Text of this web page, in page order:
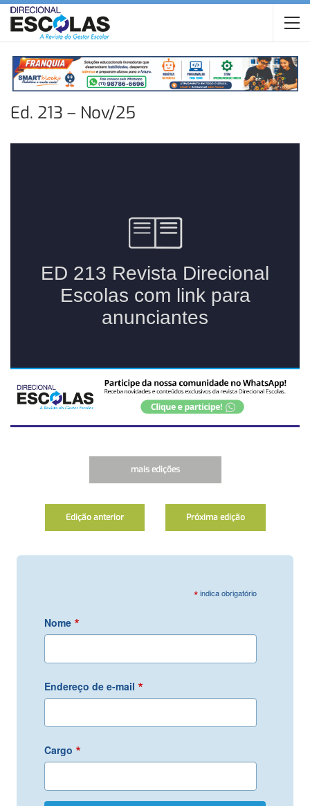
Ed. 213 – Nov/25
mais edições
Edição anterior Próxima edição
*indica obrigatório
Nome *
Endereço de e-mail *
Cargo *